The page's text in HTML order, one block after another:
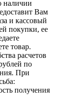
наличии
Вам
и кассовый
покупки, ее
товар.
расчетов
по
При
получения